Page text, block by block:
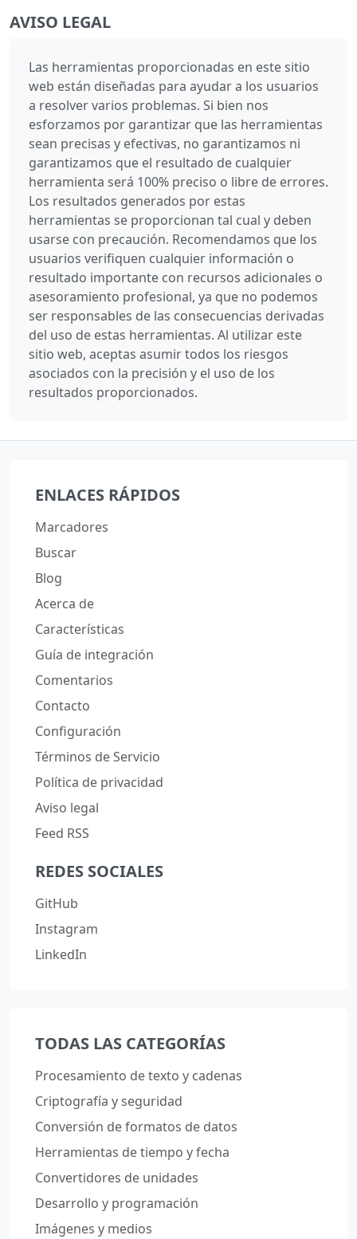
AVISO LEGAL
Las herramientas proporcionadas en este sitio
web están diseñadas para ayudar a los usuarios
a resolver varios problemas. Si bien nos
esforzamos por garantizar que las herramientas
sean precisas y efectivas, no garantizamos ni
garantizamos que el resultado de cualquier
herramienta será 100% preciso o libre de errores.
Los resultados generados por estas
herramientas se proporcionan tal cual y deben
usarse con precaución. Recomendamos que los
usuarios verifiquen cualquier información o
resultado importante con recursos adicionales o
asesoramiento profesional, ya que no podemos
ser responsables de las consecuencias derivadas
del uso de estas herramientas. Al utilizar este
sitio web, aceptas asumir todos los riesgos
asociados con la precisión y el uso de los
resultados proporcionados.
ENLACES RÁPIDOS
Marcadores
Buscar
Blog
Acerca de
Características
Guía de integración
Comentarios
Contacto
Configuración
Términos de Servicio
Política de privacidad
Aviso legal
Feed RSS
REDES SOCIALES
GitHub
Instagram
LinkedIn
TODAS LAS CATEGORÍAS
Procesamiento de texto y cadenas
Criptografía y seguridad
Conversión de formatos de datos
Herramientas de tiempo y fecha
Convertidores de unidades
Desarrollo y programación
Imágenes y medios